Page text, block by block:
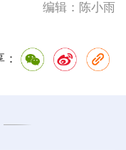
编辑：陈小雨